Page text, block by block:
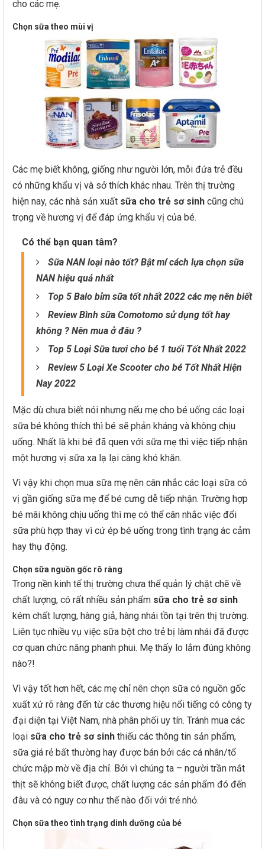
cho các mẹ.
Chọn sữa theo mùi vị
Các mẹ biết không, giống như người lớn, mỗi đứa trẻ đều
có những khẩu vị và sở thích khác nhau. Trên thị trường
hiện nay, các nhà sản xuất sữa cho trẻ sơ sinh cũng chú
trọng về hương vị để đáp ứng khẩu vị của bé.
Có thể bạn quan tâm?
Sữa NAN loại nào tốt? Bật mí cách lựa chọn sữa
NAN hiệu quả nhất
Top 5 Balo bỉm sữa tốt nhất 2022 các mẹ nên biết
Review Bình sữa Comotomo sử dụng tốt hay
không ? Nên mua ở đâu ?
Top 5 Loại Sữa tươi cho bé 1 tuổi Tốt Nhất 2022
Review 5 Loại Xe Scooter cho bé Tốt Nhất Hiện
Nay 2022
Mặc dù chưa biết nói nhưng nếu mẹ cho bé uống các loại
sữa bé không thích thì bé sẽ phản kháng và không chịu
uống. Nhất là khi bé đã quen với sữa mẹ thì việc tiếp nhận
một hương vị sữa xa lạ lại càng khó khăn.
Vì vậy khi chọn mua sữa mẹ nên cân nhắc các loại sữa có
vị gần giống sữa mẹ để bé cưng dễ tiếp nhận. Trường hợp
bé mãi không chịu uống thì mẹ có thể cân nhắc việc đổi
sữa phù hợp thay vì cứ ép bé uống trong tình trạng ác cảm
hay thụ động.
Chọn sữa nguồn gốc rõ ràng
Trong nền kinh tế thị trường chưa thể quản lý chặt chẽ về
chất lượng, có rất nhiều sản phẩm sữa cho trẻ sơ sinh
kém chất lượng, hàng giả, hàng nhái tồn tại trên thị trường.
Liên tục nhiều vụ việc sữa bột cho trẻ bị làm nhái đã được
cơ quan chức năng phanh phui. Mẹ thấy lo lắm đúng không
nào?!
Vì vậy tốt hơn hết, các mẹ chỉ nên chọn sữa có nguồn gốc
xuất xứ rõ ràng đến từ các thương hiệu nổi tiếng có công ty
đại diện tại Việt Nam, nhà phân phối uy tín. Tránh mua các
loại sữa cho trẻ sơ sinh thiếu các thông tin sản phẩm,
sữa giá rẻ bất thường hay được bán bởi các cá nhân/tổ
chức mập mờ về địa chỉ. Bởi vì chúng ta – người trần mắt
thịt sẽ không biết được, chất lượng các sản phẩm đó đến
đâu và có nguy cơ như thế nào đối với trẻ nhỏ.
Chọn sữa theo tình trạng dinh dưỡng của bé